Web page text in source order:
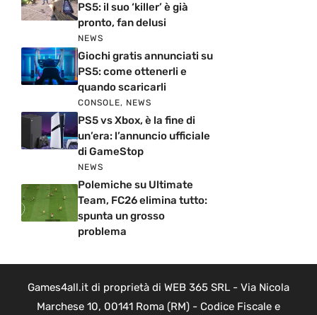
PS5: il suo ‘killer’ è già
pronto, fan delusi
NEWS
Giochi gratis annunciati su
PS5: come ottenerli e
quando scaricarli
CONSOLE, NEWS
PS5 vs Xbox, è la fine di
un’era: l’annuncio ufficiale
di GameStop
NEWS
Polemiche su Ultimate
Team, FC26 elimina tutto:
spunta un grosso
problema
Games4all.it di proprietà di WEB 365 SRL - Via Nicola
Marchese 10, 00141 Roma (RM) - Codice Fiscale e